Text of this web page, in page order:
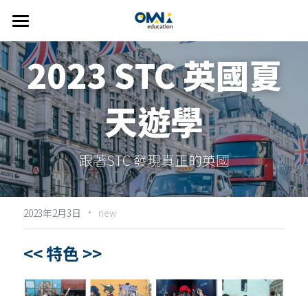
首頁
關於我們
關於我們
我們的服務
FAQ
選擇國家
澳洲
紐西蘭
美國
👍🏻 推薦方案
精選課程
主題遊學方案
線上說明會
英語學習輔導
2023 STC 英國夏
天遊學
跟著STC 發現真正的英國
2023年2月3日 · new
<< 特色 >>